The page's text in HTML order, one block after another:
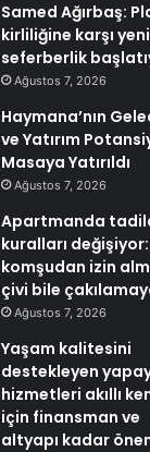
Samed Ağırbaş:
kirliliğine karşı
seferberlik
Ağustos 7, 2026
Haymana’nın
ve Yatırım
Masaya Yatırıldı
Ağustos 7, 2026
Apartmanda
kuralları değişiyor:
komşudan izin
çivi bile
Ağustos 7, 2026
Yaşam kalitesini
destekleyen
hizmetleri akıllı
için finansman ve
altyapı kadar